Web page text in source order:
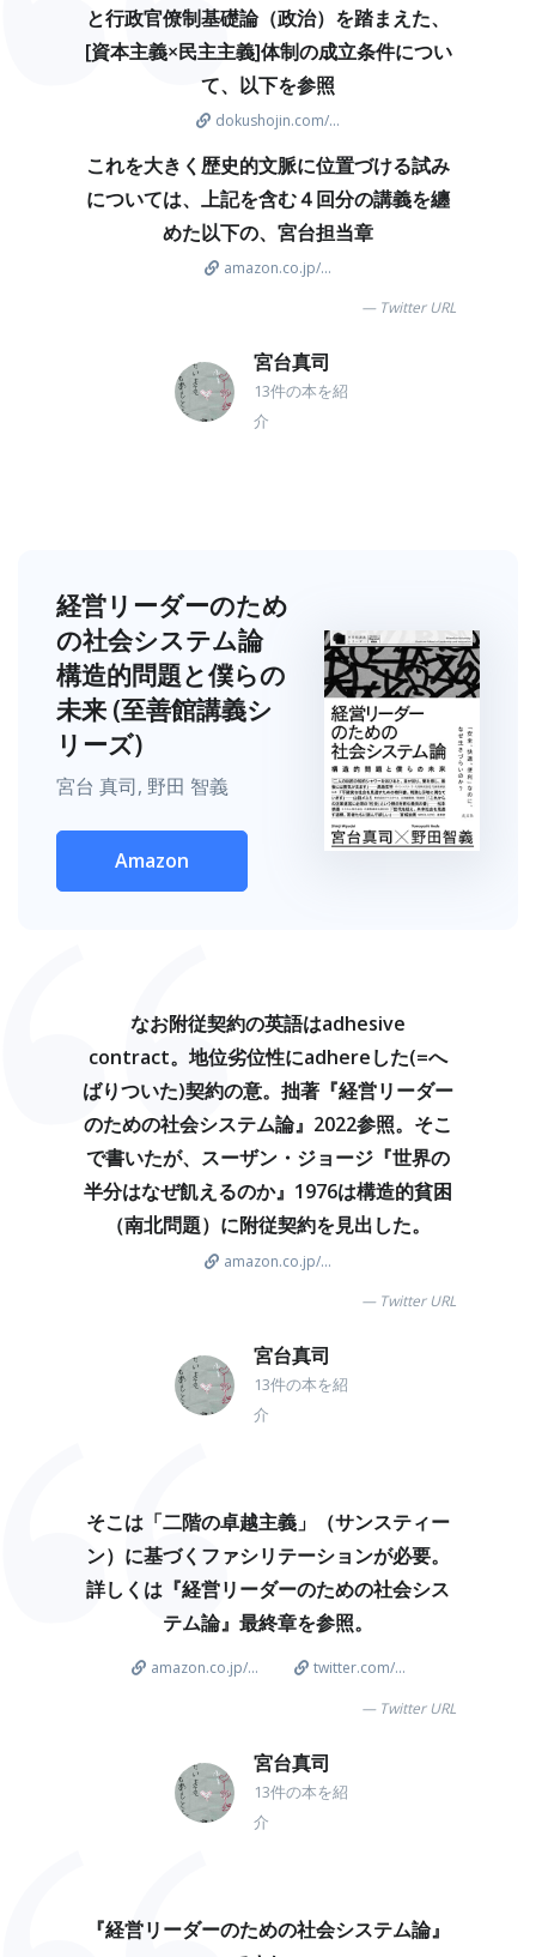
と行政官僚制基礎論（政治）を踏まえた、
[資本主義×民主主義]体制の成立条件につい
て、以下を参照
dokushojin.com/...
これを大きく歴史的文脈に位置づける試み
については、上記を含む４回分の講義を纏
めた以下の、宮台担当章
amazon.co.jp/...
Twitter URL
宮台真司
13件の本を紹
介
経営リーダーのため
の社会システム論
構造的問題と僕らの
未来 (至善館講義シ
リーズ)
宮台 真司, 野田 智義
Amazon
なお附従契約の英語はadhesive
contract。地位劣位性にadhereした(=へ
ばりついた)契約の意。拙著『経営リーダー
のための社会システム論』2022参照。そこ
で書いたが、スーザン・ジョージ『世界の
半分はなぜ飢えるのか』1976は構造的貧困
（南北問題）に附従契約を見出した。
amazon.co.jp/...
Twitter URL
宮台真司
13件の本を紹
介
そこは「二階の卓越主義」（サンスティー
ン）に基づくファシリテーションが必要。
詳しくは『経営リーダーのための社会シス
テム論』最終章を参照。
amazon.co.jp/...
twitter.com/...
Twitter URL
宮台真司
13件の本を紹
介
『経営リーダーのための社会システム論』